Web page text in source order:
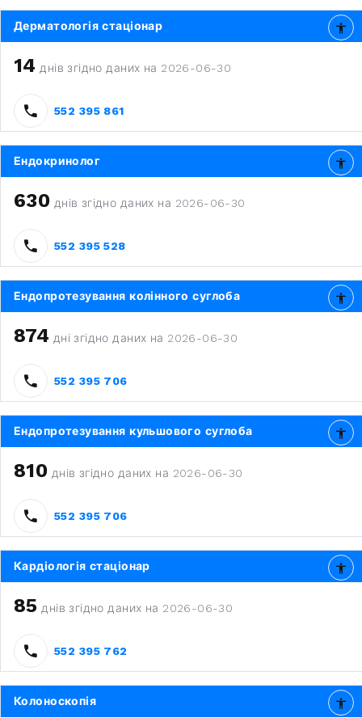
Дерматологія стаціонар
14 днів згідно даних на 2026-06-30
552 395 861
Ендокринолог
630 днів згідно даних на 2026-06-30
552 395 528
Ендопротезування колінного суглоба
874 дні згідно даних на 2026-06-30
552 395 706
Ендопротезування кульшового суглоба
810 днів згідно даних на 2026-06-30
552 395 706
Кардіологія стаціонар
85 днів згідно даних на 2026-06-30
552 395 762
Колоноскопія